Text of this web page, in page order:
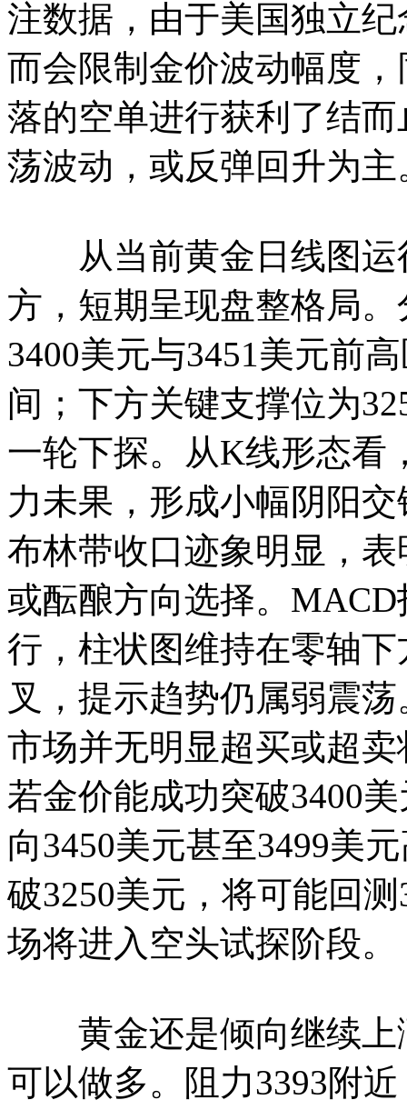
注数据，由于美国独立
而会限制金价波动幅度
落的空单进行获利了结
荡波动，或反弹回升为主
从当前黄金日线图运
方，短期呈现盘整格局
3400美元与3451美元前
间；下方关键支撑位为
一轮下探。从K线形态看
力未果，形成小幅阴阳
布林带收口迹象明显，
或酝酿方向选择。
行，柱状图维持在零轴
叉，提示趋势仍属弱震
市场并无明显超买或超
若金价能成功突破3400
向3450美元甚至3499美
破3250美元，将可能回
场将进入空头试探阶段。
黄金还是倾向继续上
可以做多。阻力3393附